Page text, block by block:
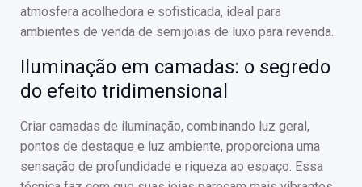
atmosfera acolhedora e sofisticada, ideal para
ambientes de venda de semijoias de luxo para revenda.
Iluminação em camadas: o segredo
do efeito tridimensional
Criar camadas de iluminação, combinando luz geral,
pontos de destaque e luz ambiente, proporciona uma
sensação de profundidade e riqueza ao espaço. Essa